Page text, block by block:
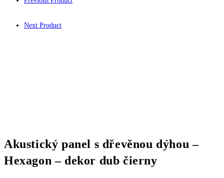
Next Product
Akustický panel s dřevěnou dýhou –
Hexagon – dekor dub čierny